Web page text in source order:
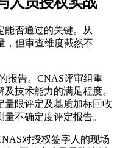
能否通过的关键。从
，但审查维度截然不
报告。CNAS评审组重
技术能力的满足程度。
量限评定及基质加标回收
不确定度评定报告。
对授权签字人的现场